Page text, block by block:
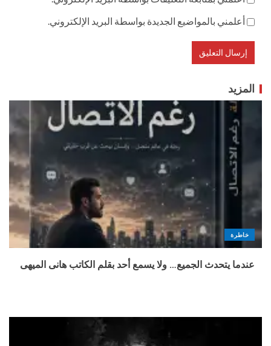
أعلمني بالمواضيع الجديدة بواسطة البريد الإلكتروني.
المزيد
خاطرة
عندما يتحدث الجميع… ولا يسمع أحد بقلم الكاتب هانى الميهى